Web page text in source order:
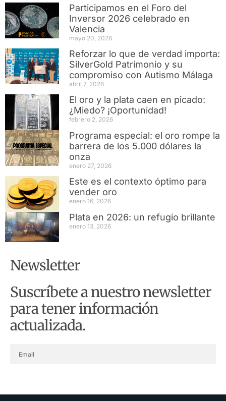
Participamos en el Foro del
Inversor 2026 celebrado en
Valencia
mayo 20, 2026
Reforzar lo que de verdad importa:
SilverGold Patrimonio y su
compromiso con Autismo Málaga
abril 7, 2026
El oro y la plata caen en picado:
¿Miedo? ¡Oportunidad!
febrero 2, 2026
Programa especial: el oro rompe la
barrera de los 5.000 dólares la
onza
enero 27, 2026
Este es el contexto óptimo para
vender oro
enero 16, 2026
Plata en 2026: un refugio brillante
enero 13, 2026
Newsletter
Suscríbete a nuestro newsletter
para tener información
actualizada.